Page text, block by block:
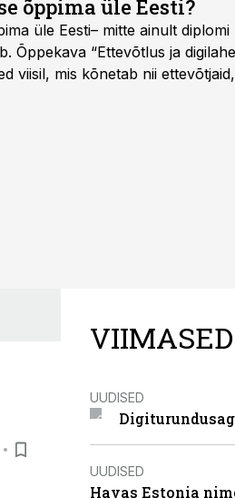
õppima üle Eesti?
üle Eesti– mitte ainult
Õppekava “Ettevõtlus ja
viisil, mis kõnetab nii
UUDISED
UUDISED
Havas Estonia